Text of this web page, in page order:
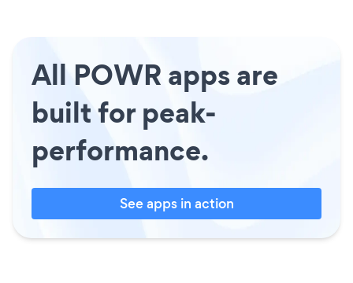
All POWR apps are
built for peak-
performance.
See apps in action